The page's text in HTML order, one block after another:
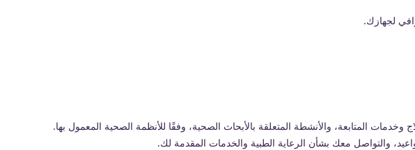
لجهازك.
المتابعة، والأنشطة المتعلقة بالأبحاث الصحية، وفقًا للأنظمة الصحية المعمول بها.
والتواصل معك بشأن الرعاية الطبية والخدمات المقدمة لك.